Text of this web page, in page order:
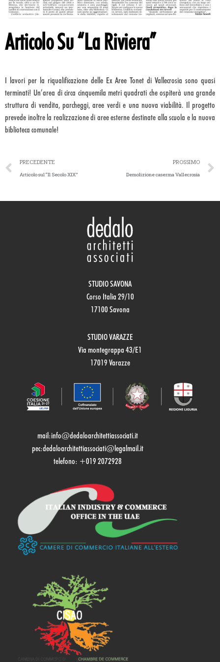
Articolo Su “La Riviera”
I lavori per la riqualificazione delle Ex Aree Tonet di Vallecrosia sono quasi
terminati! Un’area di circa cinquemila metri quadrati che ospiterà una grande
struttura di vendita, parcheggi, aree verdi e una nuova viabilità. Il progetto
prevede inoltre la realizzazione di aree esterne destinate alla scuola e la nuova
biblioteca comunale!
PRECEDENTE
Articolo sul “Il Secolo XIX”
PROSSIMO
Demolizione caserma Vallecrosia
STUDIO SAVONA
Corso Italia 29/10
17100 Savona
STUDIO VARAZZE
Via montegrappa 43/E1
17019 Varazze
mail:info@dedaloarchitettiassociati.it
pec:dedaloarchitettiassociati@legalmail.it
telefono: +019 2072928